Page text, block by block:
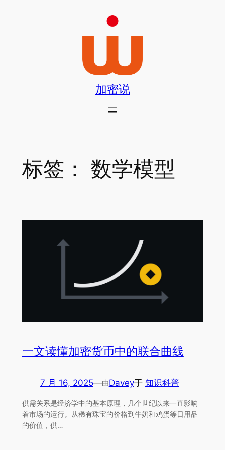
加密说
标签： 数学模型
一文读懂加密货币中的联合曲线
7 月 16, 2025—由Davey于 知识科普
供需关系是经济学中的基本原理，几个世纪以来一直影响
着市场的运行。从稀有珠宝的价格到牛奶和鸡蛋等日用品
的价值，供…